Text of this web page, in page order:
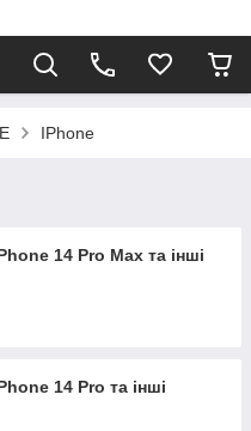
IPhone
14 Pro Max та інші
14 Pro та інші